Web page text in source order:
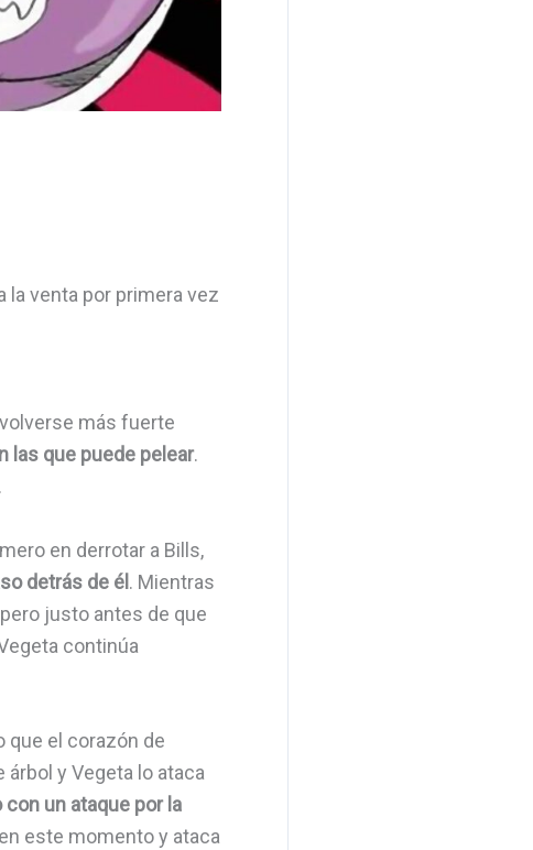
la venta por primera vez
más fuerte
las que puede pelear.
en derrotar a Bills,
detrás de él. Mientras
justo antes de que
continúa
que el corazón de
y Vegeta lo ataca
un ataque por la
este momento y ataca